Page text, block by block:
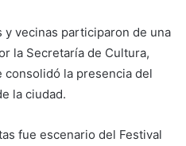
y vecinas participaron de una
la Secretaría de Cultura,
consolidó la presencia del
la ciudad.
fue escenario del Festival